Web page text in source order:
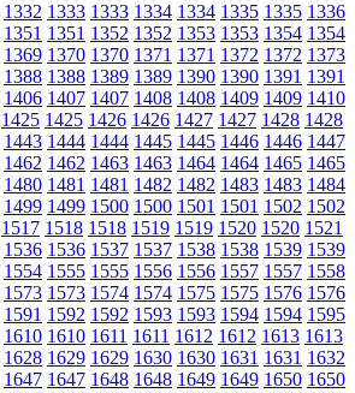
1332 1333 1333 1334 1334 1335 1335 1336
1351 1351 1352 1352 1353 1353 1354 1354
1369 1370 1370 1371 1371 1372 1372 1373
1388 1388 1389 1389 1390 1390 1391 1391
1406 1407 1407 1408 1408 1409 1409 1410
1425 1425 1426 1426 1427 1427 1428 1428
1443 1444 1444 1445 1445 1446 1446 1447
1462 1462 1463 1463 1464 1464 1465 1465
1480 1481 1481 1482 1482 1483 1483 1484
1499 1499 1500 1500 1501 1501 1502 1502
1517 1518 1518 1519 1519 1520 1520 1521
1536 1536 1537 1537 1538 1538 1539 1539
1554 1555 1555 1556 1556 1557 1557 1558
1573 1573 1574 1574 1575 1575 1576 1576
1591 1592 1592 1593 1593 1594 1594 1595
1610 1610 1611 1611 1612 1612 1613 1613
1628 1629 1629 1630 1630 1631 1631 1632
1647 1647 1648 1648 1649 1649 1650 1650